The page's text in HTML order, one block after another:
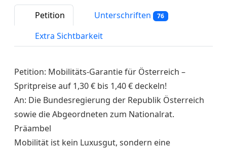
Petition Unterschriften 76
Extra Sichtbarkeit
Petition: Mobilitäts-Garantie für Österreich –
Spritpreise auf 1,30 € bis 1,40 € deckeln!
​An: Die Bundesregierung der Republik Österreich
sowie die Abgeordneten zum Nationalrat.
​Präambel
​Mobilität ist kein Luxusgut, sondern eine